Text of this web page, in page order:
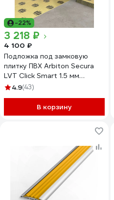
-22%
3 218 ₽
4 100 ₽
Подложка под замковую
плитку ПВХ Arbiton Secura
LVT Click Smart 1.5 мм
403662
4.9(43)
В корзину